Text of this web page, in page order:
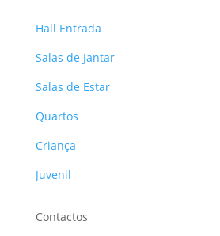
Hall Entrada
Salas de Jantar
Salas de Estar
Quartos
Criança
Juvenil
Contactos